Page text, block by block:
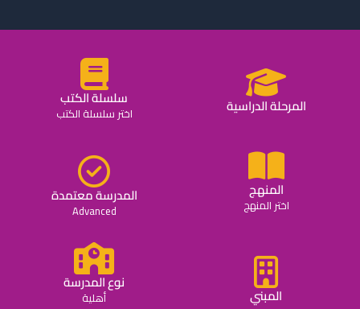
المرحلة الدراسية سلسلة الكتب
اختر سلسلة الكتب
المنهج
اختر المنهج المدرسة معتمدة
Advanced
المبني
نوع المدرسة
أهلية